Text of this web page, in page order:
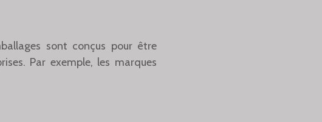
sont conçus pour être
Par exemple, les marques